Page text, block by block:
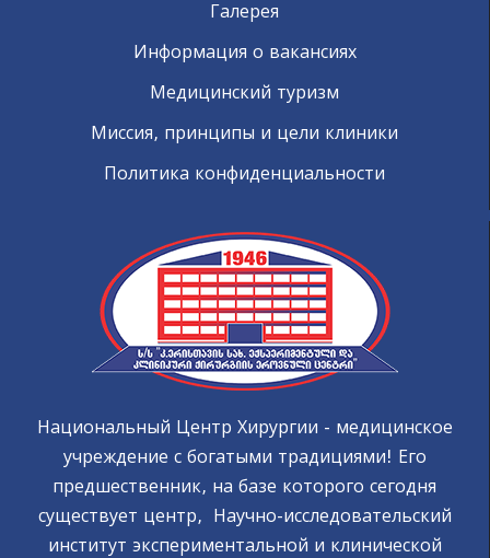
Галерея
Информация о вакансиях
Медицинский туризм
Миссия, принципы и цели клиники
Политика конфиденциальности
Национальный Центр Хирургии - медицинское
учреждение с богатыми традициями! Его
предшественник, на базе которого сегодня
существует центр, Научно-исследовательский
институт экспериментальной и клинической